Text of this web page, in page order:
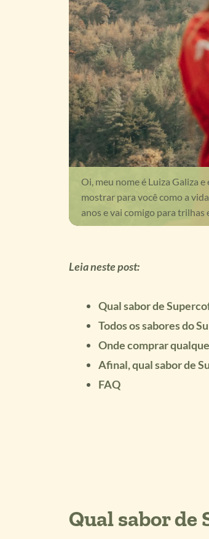
Oi, meu nome é Luiza Galiza
mostrar para você como a
anos e vai comigo para trilhas
Leia neste post:
Qual sabor de
Todos os sabores do
Onde comprar
Afinal, qual sabor de
FAQ
Qual sabor de